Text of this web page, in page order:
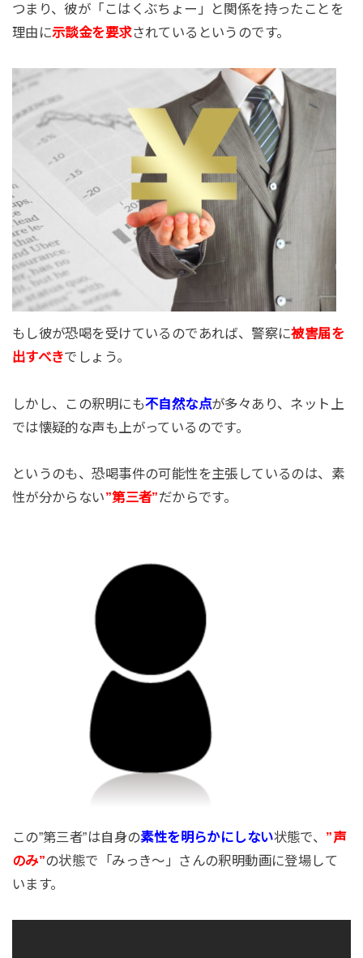
つまり、彼が「こはくぶちょー」と関係を持ったことを
理由に示談金を要求されているというのです。
もし彼が恐喝を受けているのであれば、警察に被害届を
出すべきでしょう。
しかし、この釈明にも不自然な点が多々あり、ネット上
では懐疑的な声も上がっているのです。
というのも、恐喝事件の可能性を主張しているのは、素
性が分からない”第三者”だからです。
この”第三者”は自身の素性を明らかにしない状態で、 ”声
のみ”の状態で「みっき～」さんの釈明動画に登場して
います。